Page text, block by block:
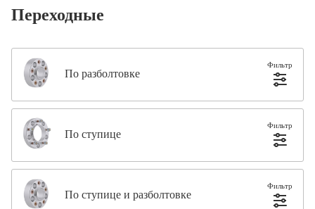
Переходные
По разболтовке
Фильтр
По ступице
Фильтр
По ступице и разболтовке
Фильтр